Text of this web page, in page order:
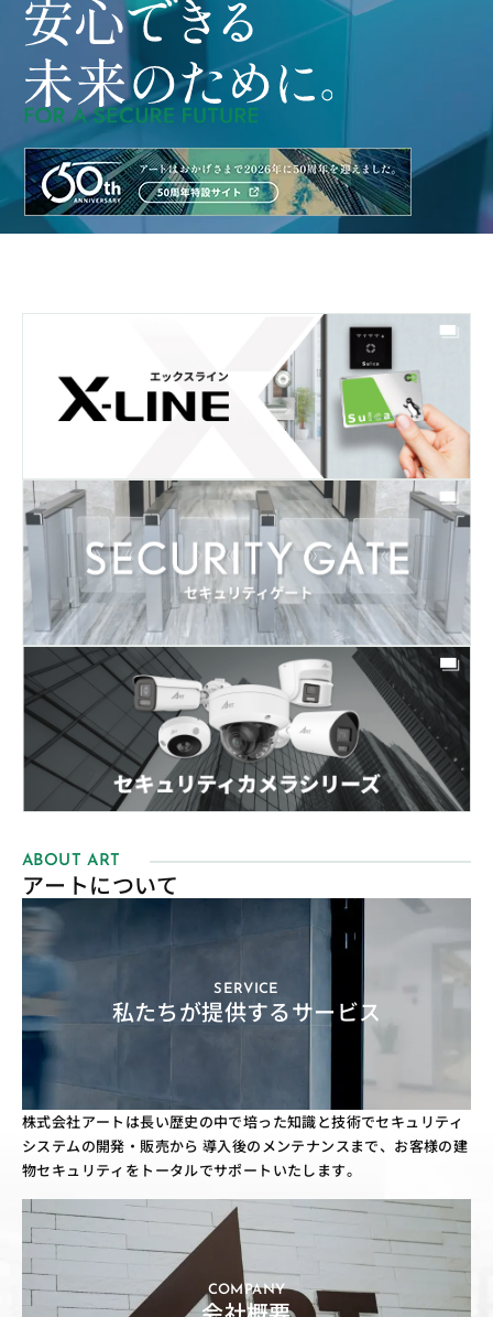
ABOUT ART
アートについて
SERVICE
私たちが提供するサービス
株式会社アートは長い歴史の中で培った知識と技術でセキュリティ
システムの開発・販売から 導入後のメンテナンスまで、お客様の建
物セキュリティをトータルでサポートいたします。
COMPANY